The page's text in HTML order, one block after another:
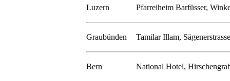
Luzern Pfarreiheim Barfüsser,
Graubünden Tamilar Illam,
Bern National Hotel,